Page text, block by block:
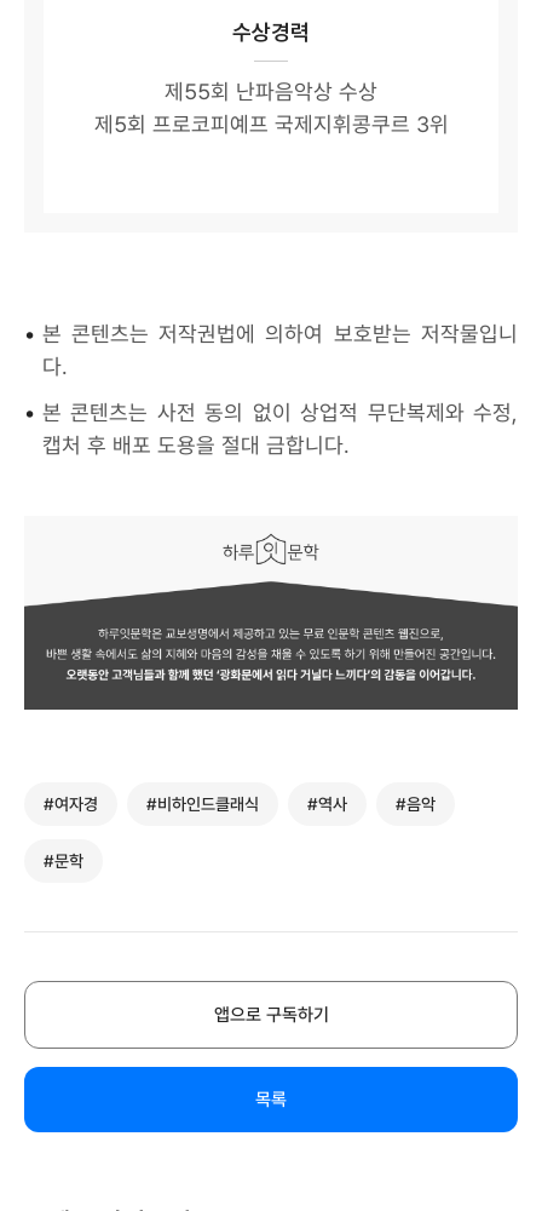
수상경력
제55회 난파음악상 수상
제5회 프로코피예프 국제지휘콩쿠르 3위
• 본 콘텐츠는 저작권법에 의하여 보호받는 저작물입니
다.
• 본 콘텐츠는 사전 동의 없이 상업적 무단복제와 수정,
캡처 후 배포 도용을 절대 금합니다.
#여자경 #비하인드클래식 #역사 #음악
#문학
앱으로 구독하기
목록